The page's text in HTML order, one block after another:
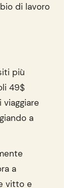
di lavoro
più
49$
a
a
vitto e